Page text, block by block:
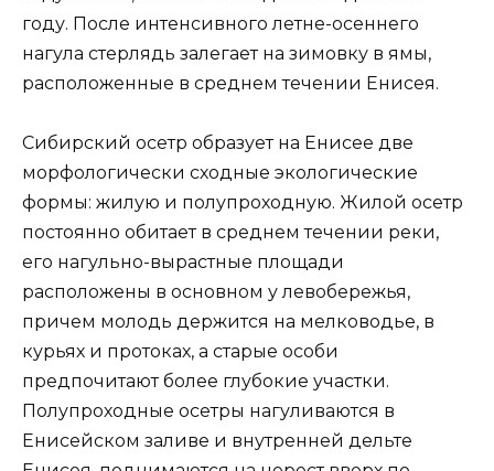
году. После интенсивного летне-осеннего
нагула стерлядь залегает на зимовку в ямы,
расположенные в среднем течении Енисея.
Сибирский осетр образует на Енисее две
морфологически сходные экологические
формы: жилую и полупроходную. Жилой осетр
постоянно обитает в среднем течении реки,
его нагульно-вырастные площади
расположены в основном у левобережья,
причем молодь держится на мелководье, в
курьях и протоках, а старые особи
предпочитают более глубокие участки.
Полупроходные осетры нагуливаются в
Енисейском заливе и внутренней дельте